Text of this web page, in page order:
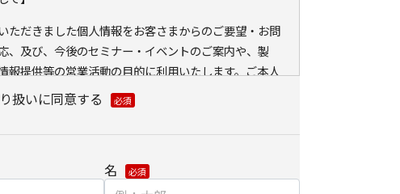
ただきました個人情報をお客さまからのご要望・お問
、及び、今後のセミナー・イベントのご案内や、製
報提供等の営業活動の目的に利用いたします。ご本人
的以外に利用いたしません。
歴は、メールに設定したリンク先ページ、および当社
会社が運営・開設するウェブページ内に限られます。
扱いに同意する
名